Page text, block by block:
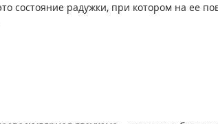
состояние радужки, при котором на ее